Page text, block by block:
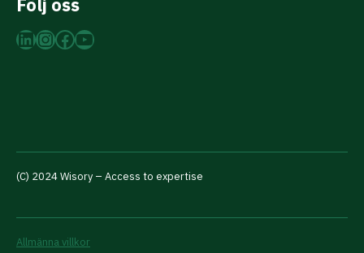
LinkedIn
Instagram
Facebook
YouTube
(C) 2024 Wisory – Access to expertise
Allmänna villkor